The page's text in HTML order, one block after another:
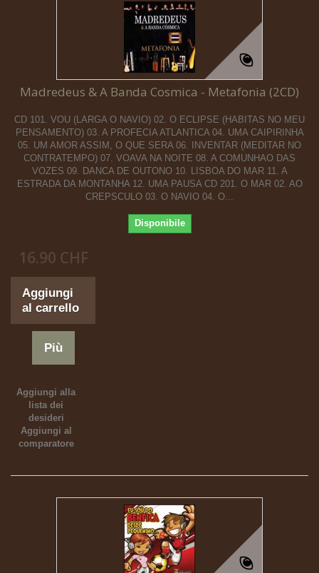
Madredeus & A Banda Cosmica - Metafonia (2CD)
CD 101. VOU (LARGA O NAVIO) 02. O ECLIPSE (HABITAS NO MEU
PENSAMENTO) 03. A PROFECIA ATLANTICA 04. UMA CAIPIRINHA
05. UM AMOR ASSIM, O QUE SERA 06. INVENTAR (MEDITAR NO
CONTRATEMPO) 07. VOAVA NA NOITE 08. A COMUNHAO DAS
VOZES 09. DANCA DE OUTONO 10. LISBOA DO MAR 11. A
ESTRADA DA MONTANHA 12. UMA PAUSA CD 201. O MAR 02. AO
CREPSCULO 03. O NAVIO 04. O...
Disponibile
16.90 CHF
Aggiungi
al carrello
Più
Aggiungi alla
lista dei
desideri
Aggiungi al
comparatore